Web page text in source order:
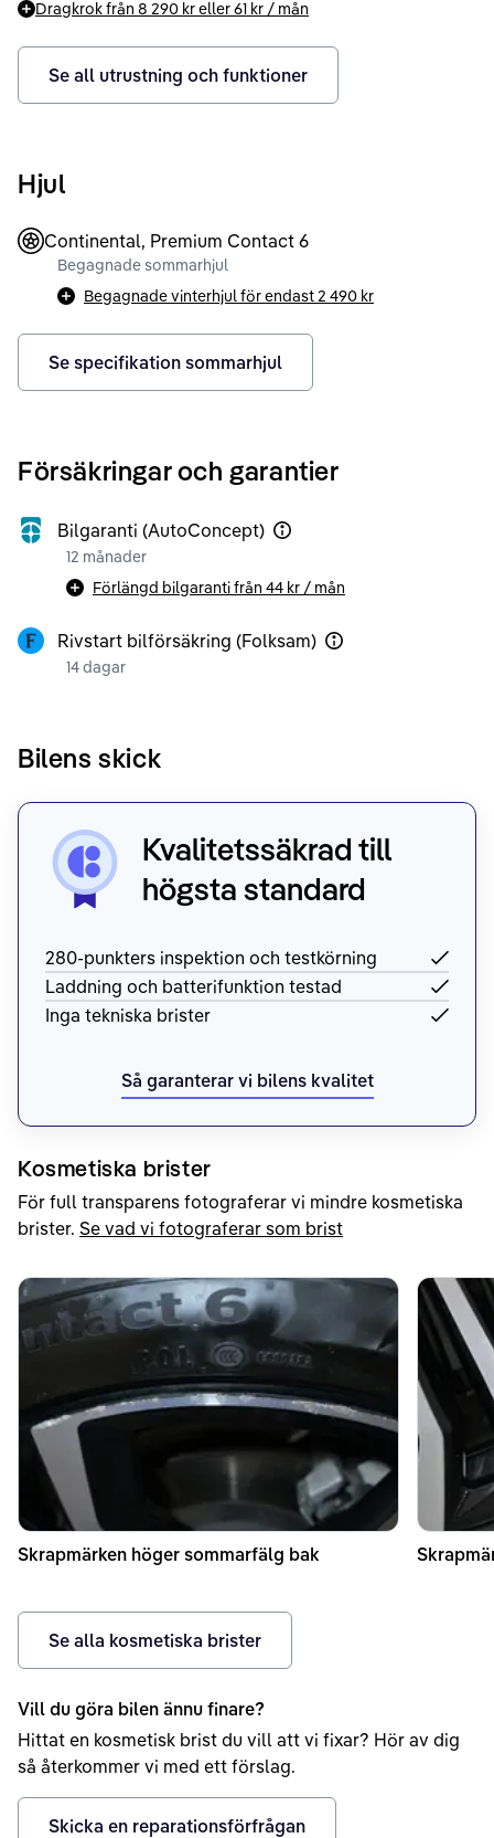
Dragkrok från 8 290 kreller61 kr / mån
Se all utrustning och funktioner
Hjul
Continental, Premium Contact 6
Begagnade sommarhjul
Begagnade vinterhjul för endast2 490 kr
Se specifikation sommarhjul
Försäkringar och garantier
Bilgaranti (AutoConcept)
12 månader
Förlängd bilgaranti från 44 kr / mån
Rivstart bilförsäkring (Folksam)
14 dagar
Bilens skick
Kvalitetssäkrad till
högsta standard
280-punkters inspektion och testkörning
Laddning och batterifunktion testad
Inga tekniska brister
Så garanterar vi bilens kvalitet
Kosmetiska brister
För full transparens fotograferar vi mindre kosmetiska
brister. Se vad vi fotograferar som brist
Skrapmärken höger sommarfälg bak
Se alla kosmetiska brister
Vill du göra bilen ännu finare?
Hittat en kosmetisk brist du vill att vi fixar? Hör av dig
så återkommer vi med ett förslag.
Skicka en reparationsförfrågan